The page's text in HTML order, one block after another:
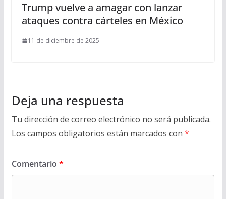
Trump vuelve a amagar con lanzar
ataques contra cárteles en México
11 de diciembre de 2025
Deja una respuesta
Tu dirección de correo electrónico no será publicada.
Los campos obligatorios están marcados con *
Comentario *